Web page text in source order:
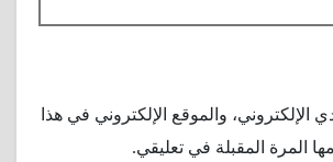
الإلكتروني، والموقع الإلكتروني في هذا
المرة المقبلة في تعليقي.